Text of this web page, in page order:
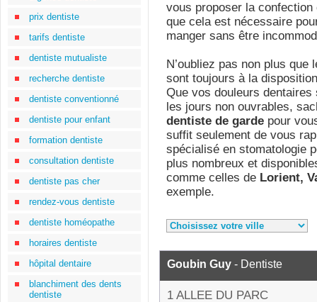
prix dentiste
tarifs dentiste
dentiste mutualiste
recherche dentiste
dentiste conventionné
dentiste pour enfant
formation dentiste
consultation dentiste
dentiste pas cher
rendez-vous dentiste
dentiste homéopathe
horaires dentiste
hôpital dentaire
blanchiment des dents
dentiste
vous proposer la confection
que cela est nécessaire
manger sans être
N’oubliez pas non plus
sont toujours à la
Que vos douleurs
les jours non ouvrables,
dentiste de garde pour
suffit seulement de vous
spécialisé en stomatologie
plus nombreux et
comme celles de Lorient,
exemple.
Goubin Guy - Dentiste
1 ALLEE DU PARC